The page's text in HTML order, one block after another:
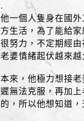
.
他一個人隻身在國
方生活，為了能給
很努力，不定期經
老婆情緒起伏越來
本來，他極力想接
遲無法克服，再加
的，所以他想知道